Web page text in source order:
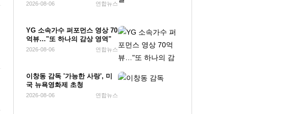
2026-08-06 연합뉴스
YG 소속가수 퍼포먼스 영상 70
억뷰…"또 하나의 감상 영역"
2026-08-06 연합뉴스
이창동 감독 '가능한 사랑', 미
국 뉴욕영화제 초청
2026-08-06 연합뉴스